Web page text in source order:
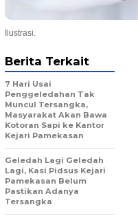
Ilustrasi.
Berita Terkait
7 Hari Usai
Penggeledahan Tak
Muncul Tersangka,
Masyarakat Akan Bawa
Kotoran Sapi ke Kantor
Kejari Pamekasan
Geledah Lagi Geledah
Lagi, Kasi Pidsus Kejari
Pamekasan Belum
Pastikan Adanya
Tersangka